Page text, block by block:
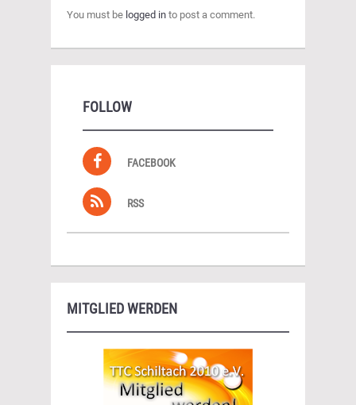
You must be logged in to post a comment.
FOLLOW
FACEBOOK
RSS
MITGLIED WERDEN